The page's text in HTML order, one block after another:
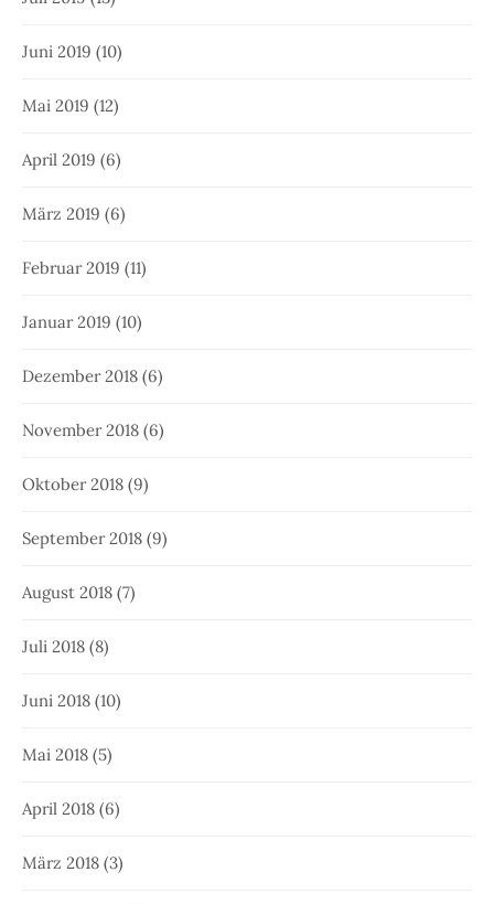
Juni 2019 (10)
Mai 2019 (12)
April 2019 (6)
März 2019 (6)
Februar 2019 (11)
Januar 2019 (10)
Dezember 2018 (6)
November 2018 (6)
Oktober 2018 (9)
September 2018 (9)
August 2018 (7)
Juli 2018 (8)
Juni 2018 (10)
Mai 2018 (5)
April 2018 (6)
März 2018 (3)